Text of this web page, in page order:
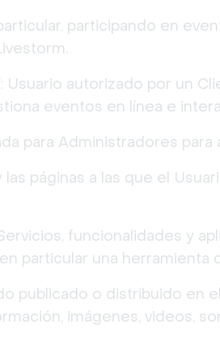
participando en
Usuario autorizado por un
eventos en línea e
para Administradores
las páginas a las que el
funcionalidades y
particular una herramienta
publicado o distribuido en
imágenes, videos,